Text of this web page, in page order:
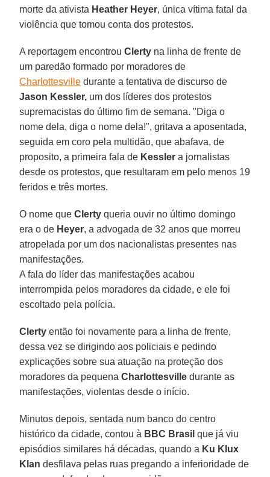
morte da ativista Heather Heyer, única vítima fatal da
violência que tomou conta dos protestos.
A reportagem encontrouClerty na linha de frente de
um paredão formado por moradores de
Charlottesville durante a tentativa de discurso de
Jason Kessler, um dos líderes dos protestos
supremacistas do último fim de semana. "Diga o
nome dela, diga o nome dela!", gritava a aposentada,
seguida em coro pela multidão, que abafava, de
proposito, a primeira fala de Kessler a jornalistas
desde os protestos, que resultaram em pelo menos 19
feridos e três mortes.
O nome queClerty queria ouvir no último domingo
era o de Heyer, a advogada de 32 anos que morreu
atropelada por um dos nacionalistas presentes nas
manifestações.
A fala do líder das manifestações acabou
interrompida pelos moradores da cidade, e ele foi
escoltado pela polícia.
Clerty então foi novamente para a linha de frente,
dessa vez se dirigindo aos policiais e pedindo
explicações sobre sua atuação na proteção dos
moradores da pequenaCharlottesville durante as
manifestações, violentas desde o início.
Minutos depois, sentada num banco do centro
histórico da cidade, contou à BBC Brasil que já viu
episódios similares há décadas, quando a Ku Klux
Klan desfilava pelas ruas pregando a inferioridade de